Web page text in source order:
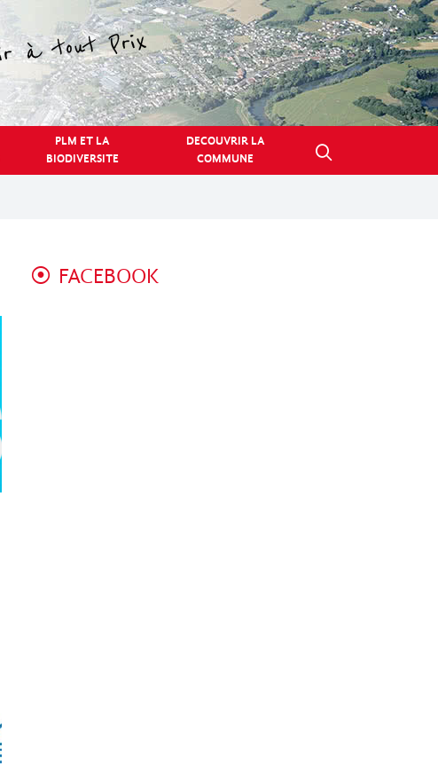
PLM ET LA
BIODIVERSITE
DECOUVRIR LA
COMMUNE
FACEBOOK